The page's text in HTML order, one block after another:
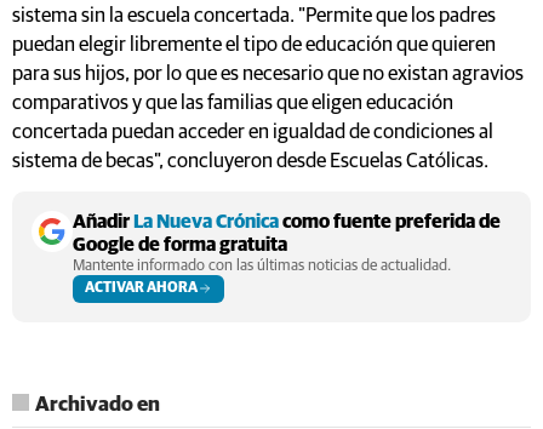
sistema sin la escuela concertada. "Permite que los padres
puedan elegir libremente el tipo de educación que quieren
para sus hijos, por lo que es necesario que no existan agravios
comparativos y que las familias que eligen educación
concertada puedan acceder en igualdad de condiciones al
sistema de becas", concluyeron desde Escuelas Católicas.
AñadirLa Nueva Crónicacomo fuente preferida de
Google de forma gratuita
Mantente informado con las últimas noticias de actualidad.
ACTIVAR AHORA
Archivado en